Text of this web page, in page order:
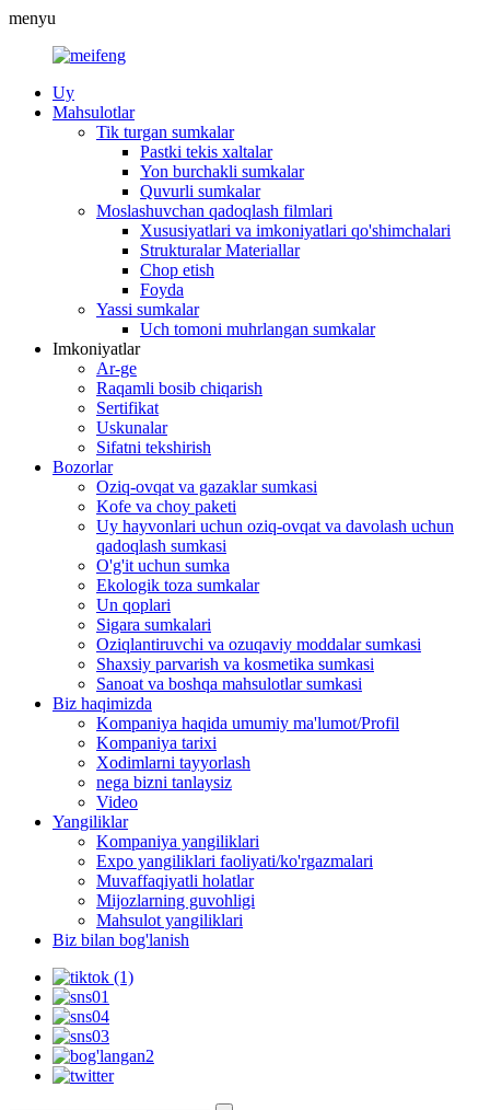
menyu
Uy
Mahsulotlar
Tik turgan sumkalar
Pastki tekis xaltalar
Yon burchakli sumkalar
Quvurli sumkalar
Moslashuvchan qadoqlash filmlari
Xususiyatlari va imkoniyatlari qo'shimchalari
Strukturalar Materiallar
Chop etish
Foyda
Yassi sumkalar
Uch tomoni muhrlangan sumkalar
Imkoniyatlar
Ar-ge
Raqamli bosib chiqarish
Sertifikat
Uskunalar
Sifatni tekshirish
Bozorlar
Oziq-ovqat va gazaklar sumkasi
Kofe va choy paketi
Uy hayvonlari uchun oziq-ovqat va davolash uchun
qadoqlash sumkasi
O'g'it uchun sumka
Ekologik toza sumkalar
Un qoplari
Sigara sumkalari
Oziqlantiruvchi va ozuqaviy moddalar sumkasi
Shaxsiy parvarish va kosmetika sumkasi
Sanoat va boshqa mahsulotlar sumkasi
Biz haqimizda
Kompaniya haqida umumiy ma'lumot/Profil
Kompaniya tarixi
Xodimlarni tayyorlash
nega bizni tanlaysiz
Video
Yangiliklar
Kompaniya yangiliklari
Expo yangiliklari faoliyati/ko'rgazmalari
Muvaffaqiyatli holatlar
Mijozlarning guvohligi
Mahsulot yangiliklari
Biz bilan bog'lanish